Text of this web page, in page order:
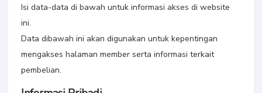
Isi data-data di bawah untuk informasi akses di website
ini.
Data dibawah ini akan digunakan untuk kepentingan
mengakses halaman member serta informasi terkait
pembelian.